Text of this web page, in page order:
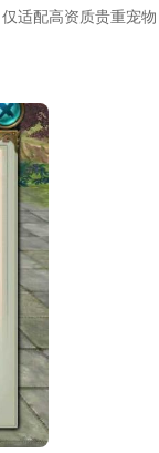
适配高资质贵重宠物